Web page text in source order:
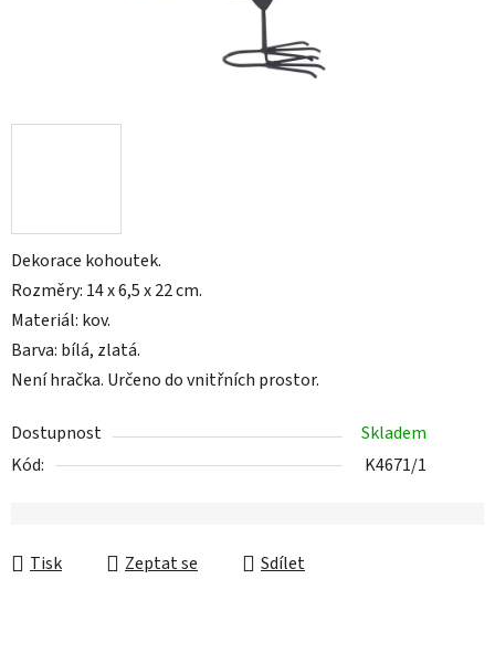
Dekorace kohoutek.
Rozměry: 14 x 6,5 x 22 cm.
Materiál: kov.
Barva: bílá, zlatá.
Není hračka. Určeno do vnitřních prostor.
Dostupnost
Skladem
Kód:
K4671/1
Tisk Zeptat se Sdílet